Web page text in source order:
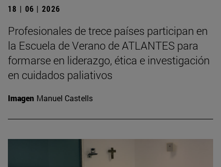
18 | 06 | 2026
Profesionales de trece países participan en
la Escuela de Verano de ATLANTES para
formarse en liderazgo, ética e investigación
en cuidados paliativos
Imagen Manuel Castells